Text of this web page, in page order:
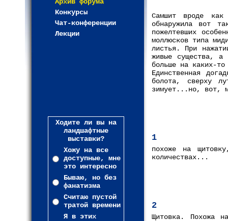
Конкурсы
Чат-конференции
Лекции
Ходите ли вы на
ландшафтные
выставки?
Хожу на все
доступные, мне
это интересно
Бываю, но без
фанатизма
Считаю пустой
тратой времени
Я в этих
Самшит вроде
обнаружила вот
пожелтевших
моллюсков типа
листья. При
живые существа,
больше на каких-
Единственная
болота, сверху
зимует...но, вот,
1
похоже на
количествах...
2
Щитовка. Похожа